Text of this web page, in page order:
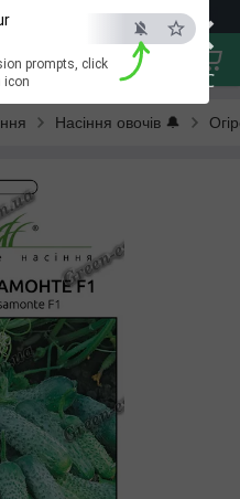
×
ESC
prompts, click
icon
Насіння овочів 🔔